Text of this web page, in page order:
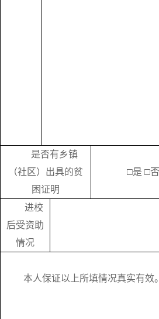
是否有乡镇
（社区）出具的贫
困证明
□是 □否
进校
后受资助
情况
本人保证以上所填情况真实有效。